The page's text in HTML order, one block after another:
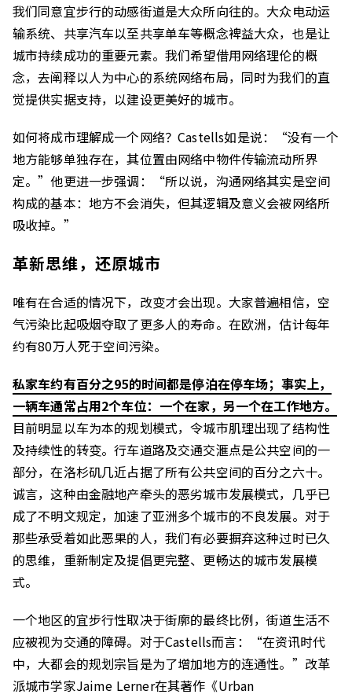
我们同意宜步行的动感街道是大众所向往的。大众电动运
输系统、共享汽车以至共享单车等概念裨益大众，也是让
城市持续成功的重要元素。我们希望借用网络理伦的概
念，去阐释以人为中心的系统网络布局，同时为我们的直
觉提供实据支持，以建设更美好的城市。
如何将成市理解成一个网络？Castells如是说：“没有一个
地方能够单独存在，其位置由网络中物件传输流动所界
定。”他更进一步强调：“所以说，沟通网络其实是空间
构成的基本：地方不会消失，但其逻辑及意义会被网络所
吸收掉。”
革新思维，还原城市
唯有在合适的情况下，改变才会出现。大家普遍相信，空
气污染比起吸烟夺取了更多人的寿命。在欧洲，估计每年
约有80万人死于空间污染。
私家车约有百分之95的时间都是停泊在停车场；事实上，
一辆车通常占用2个车位：一个在家，另一个在工作地方。
目前明显以车为本的规划模式，令城市肌理出现了结构性
及持续性的转变。行车道路及交通交滙点是公共空间的一
部分，在洛杉矶几近占据了所有公共空间的百分之六十。
诚言，这种由金融地产牵头的恶劣城市发展模式，几乎已
成了不明文规定，加速了亚洲多个城市的不良发展。对于
那些承受着如此恶果的人，我们有必要摒弃这种过时已久
的思维，重新制定及提倡更完整、更畅达的城市发展模
式。
一个地区的宜步行性取决于街廓的最终比例，街道生活不
应被视为交通的障碍。对于Castells而言：“在资讯时代
中，大都会的规划宗旨是为了增加地方的连通性。”改革
派城市学家Jaime Lerner在其著作《Urban